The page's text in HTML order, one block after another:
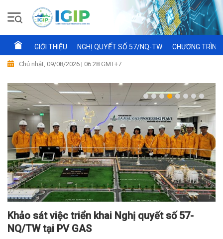
GIỚI THIỆU NGHỊ QUYẾT SỐ 57/NQ-TW CHƯƠNG
Chủ nhật, 09/08/2026 | 06:28 GMT+7
Khảo sát việc triển khai Nghị quyết số 57-
NQ/TW tại PV GAS
Hội nghị Ban Chỉ đạo của Bộ Công Thương về
phát triển khoa học, công nghệ, đổi mới sáng